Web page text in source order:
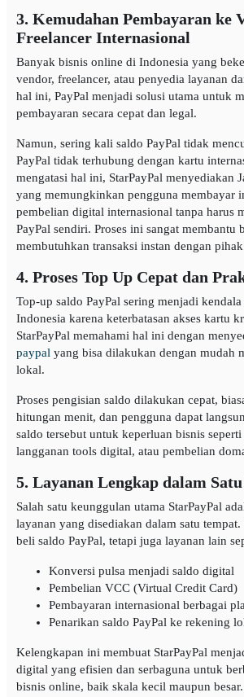
3. Kemudahan Pembayaran ke
Freelancer Internasional
Banyak bisnis online di Indonesia yang
vendor, freelancer, atau penyedia layanan
hal ini, PayPal menjadi solusi utama untuk
pembayaran secara cepat dan legal.
Namun, sering kali saldo PayPal tidak
PayPal tidak terhubung dengan kartu
mengatasi hal ini, StarPayPal menyediakan
yang memungkinkan pengguna membayar
pembelian digital internasional tanpa harus
PayPal sendiri. Proses ini sangat membantu
membutuhkan transaksi instan dengan
4. Proses Top Up Cepat dan
Top-up saldo PayPal sering menjadi
Indonesia karena keterbatasan akses kartu
StarPayPal memahami hal ini dengan
paypal yang bisa dilakukan dengan mudah
lokal.
Proses pengisian saldo dilakukan cepat,
hitungan menit, dan pengguna dapat
saldo tersebut untuk keperluan bisnis
langganan tools digital, atau pembelian
5. Layanan Lengkap dalam
Salah satu keunggulan utama StarPayPal
layanan yang disediakan dalam satu
beli saldo PayPal, tetapi juga layanan lain
Konversi pulsa menjadi saldo digital
Pembelian VCC (Virtual Credit Card)
Pembayaran internasional berbagai
Penarikan saldo PayPal ke rekening
Kelengkapan ini membuat StarPayPal
digital yang efisien dan serbaguna untuk
bisnis online, baik skala kecil maupun besar.